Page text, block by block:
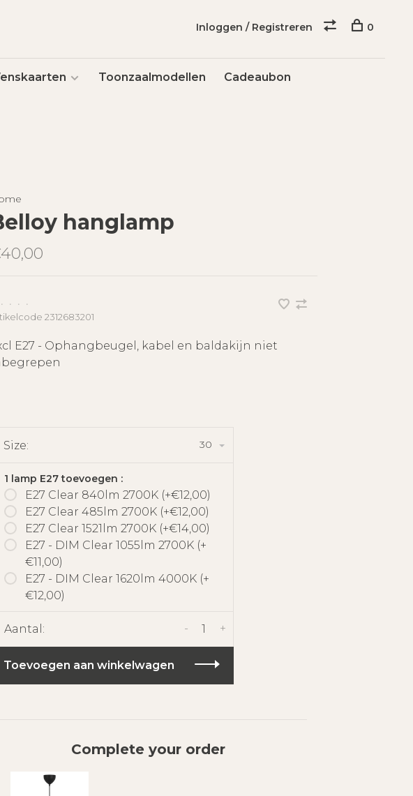
Toonzaalmodellen Cadeaubon
Inloggen / Registreren 0
hanglamp
• • •
•
2312683201
E27 - Ophangbeugel, kabel en baldakijn niet
Size: 30
1 lamp E27 toevoegen :
E27 Clear 840lm 2700K (+€12,00)
E27 Clear 485lm 2700K (+€12,00)
E27 Clear 1521lm 2700K (+€14,00)
E27 - DIM Clear 1055lm 2700K (+
€11,00)
E27 - DIM Clear 1620lm 4000K (+
€12,00)
Aantal: +
-
Toevoegen aan winkelwagen
Complete your order